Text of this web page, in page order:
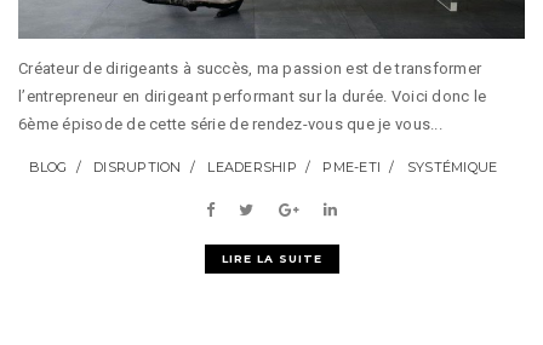
Créateur de dirigeants à succès, ma passion est de transformer
l’entrepreneur en dirigeant performant sur la durée. Voici donc le
6ème épisode de cette série de rendez-vous que je vous...
BLOG DISRUPTION LEADERSHIP PME-ETI SYSTÉMIQUE
LIRE LA SUITE